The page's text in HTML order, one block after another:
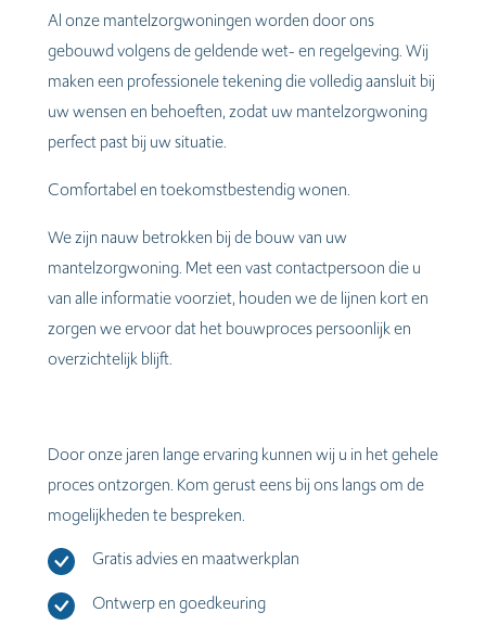
Al onze mantelzorgwoningen worden door ons
gebouwd volgens de geldende wet- en regelgeving. Wij
maken een professionele tekening die volledig aansluit bij
uw wensen en behoeften, zodat uw mantelzorgwoning
perfect past bij uw situatie.
Comfortabel en toekomstbestendig wonen.
We zijn nauw betrokken bij de bouw van uw
mantelzorgwoning. Met een vast contactpersoon die u
van alle informatie voorziet, houden we de lijnen kort en
zorgen we ervoor dat het bouwproces persoonlijk en
overzichtelijk blijft.
Door onze jaren lange ervaringkunnen wij u in het gehele
proces ontzorgen. Kom gerust eens bij ons langs om de
mogelijkheden te bespreken.
Gratis advies en maatwerkplan
Ontwerp en goedkeuring